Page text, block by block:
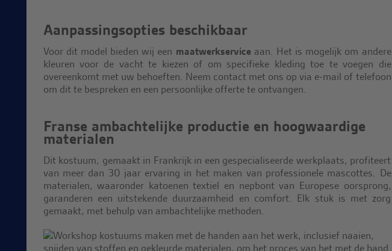
Aanpassingsopties beschikbaar
Voor dit model bieden wij een maatwerkserviceaan. Het is mogelijk om andere
kleuren voor de vacht te kiezen of om specifieke kleding toe te voegen die
overeenkomt met uw behoeften. Neem contact met ons op via e-mail of telefoon
om dit te bespreken en een persoonlijke offerte te ontvangen.
Franse ambachtelijke productie en hoogwaardige
materialen
Dit kostuum, gemaakt in Frankrijk in een gespecialiseerde werkplaats, profiteert
van meer dan 30 jaar ervaring in het maken van professionele mascottes. De
materialen, waaronder katoenen textiel en nepbont van Europese oorsprong,
garanderen een uitstekende duurzaamheid en comfort. Elk stuk is met zorg
gemaakt, met behulp van ambachtelijke methoden.